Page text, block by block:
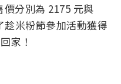
分別為 2175 元與
米粉節參加活動獲得
家！